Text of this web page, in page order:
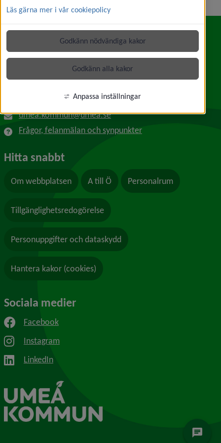
Kontakt
Umeå kommun
Länk till annan webbplats, öppnas i nytt
090-16 10 00
umea.kommun@umea.se
Frågor, felanmälan och synpunkter
Hitta snabbt
Om webbplatsen A till Ö Personalrum
Tillgänglighetsredogörelse
Personuppgifter och dataskydd
Hantera kakor (cookies)
Sociala medier
Facebook
Instagram
LinkedIn
chat
Läs gärna mer i vår cookiepolicy
Godkänn nödvändiga kakor
Godkänn alla kakor
Anpassa inställningar